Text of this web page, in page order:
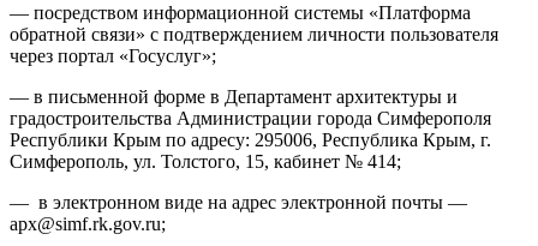
— посредством информационной системы «Платформа
обратной связи» с подтверждением личности пользователя
через портал «Госуслуг»;
— в письменной форме в Департамент архитектуры и
градостроительства Администрации города Симферополя
Республики Крым по адресу: 295006, Республика Крым, г.
Симферополь, ул. Толстого, 15, кабинет № 414;
— в электронном виде на адрес электронной почты —
apx@simf.rk.gov.ru;